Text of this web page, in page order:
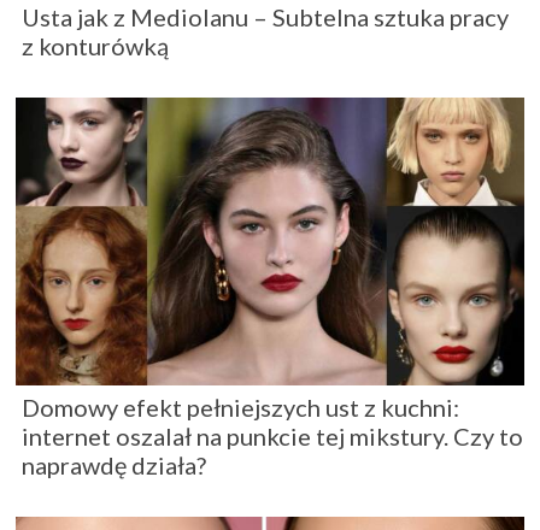
Usta jak z Mediolanu – Subtelna sztuka pracy
z konturówką
Domowy efekt pełniejszych ust z kuchni:
internet oszalał na punkcie tej mikstury. Czy to
naprawdę działa?